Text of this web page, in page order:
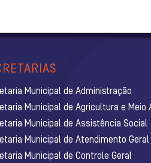
Municipal de Administração
Municipal de Agricultura e Meio
Municipal de Assistência Social
Municipal de Atendimento Geral
Municipal de Controle Geral